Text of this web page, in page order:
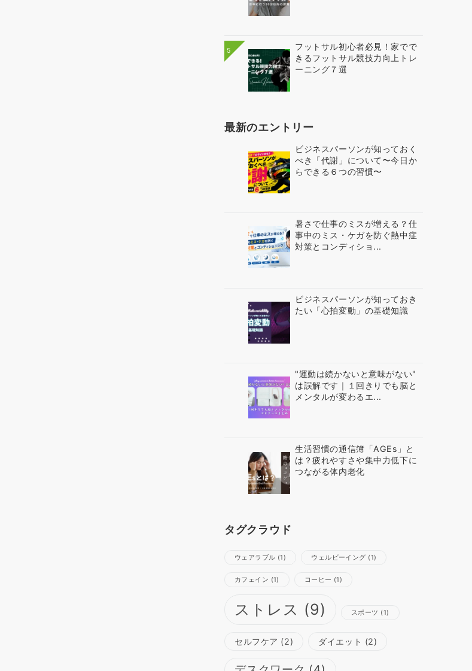
5
フットサル初心者必見！家でで
きるフットサル競技力向上トレ
ーニング７選
最新のエントリー
ビジネスパーソンが知っておく
べき「代謝」について〜今日か
らできる６つの習慣〜
暑さで仕事のミスが増える？仕
事中のミス・ケガを防ぐ熱中症
対策とコンディショ...
ビジネスパーソンが知っておき
たい「心拍変動」の基礎知識
"運動は続かないと意味がない"
は誤解です｜１回きりでも脳と
メンタルが変わるエ...
生活習慣の通信簿「AGEs」と
は？疲れやすさや集中力低下に
つながる体内老化
タグクラウド
ウェアラブル (1) ウェルビーイング (1)
カフェイン (1) コーヒー (1)
ストレス (9) スポーツ (1)
セルフケア (2) ダイエット (2)